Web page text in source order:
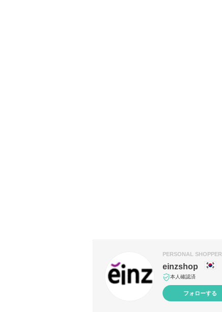
PERSONAL SHOPPER
einzshop
本人確認済
フォローする